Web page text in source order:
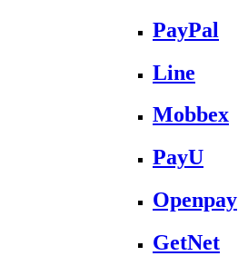
PayPal
Line
Mobbex
PayU
Openpay
GetNet